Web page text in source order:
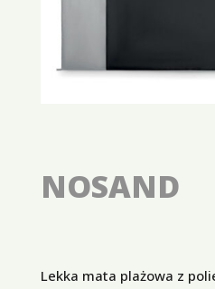
NOSAND
Lekka mata plażowa z